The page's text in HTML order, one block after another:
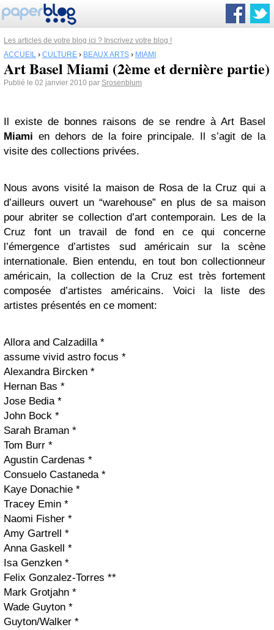
Les articles de votre blog ici ? Inscrivez votre blog !
ACCUEIL › CULTURE › BEAUX ARTS › MIAMI
Art Basel Miami (2ème et dernière partie)
Publié le 02 janvier 2010 par Srosenblum
Il existe de bonnes raisons de se rendre à Art Basel
Miami en dehors de la foire principale. Il s’agit de la
visite des collections privées.
Nous avons visité la maison de Rosa de la Cruz qui a
d’ailleurs ouvert un “warehouse” en plus de sa maison
pour abriter se collection d’art contemporain. Les de la
Cruz font un travail de fond en ce qui concerne
l’émergence d’artistes sud américain sur la scène
internationale. Bien entendu, en tout bon collectionneur
américain, la collection de la Cruz est très fortement
composée d’artistes américains. Voici la liste des
artistes présentés en ce moment:
Allora and Calzadilla *
assume vivid astro focus *
Alexandra Bircken *
Hernan Bas *
Jose Bedia *
John Bock *
Sarah Braman *
Tom Burr *
Agustin Cardenas *
Consuelo Castaneda *
Kaye Donachie *
Tracey Emin *
Naomi Fisher *
Amy Gartrell *
Anna Gaskell *
Isa Genzken *
Felix Gonzalez-Torres **
Mark Grotjahn *
Wade Guyton *
Guyton/Walker *